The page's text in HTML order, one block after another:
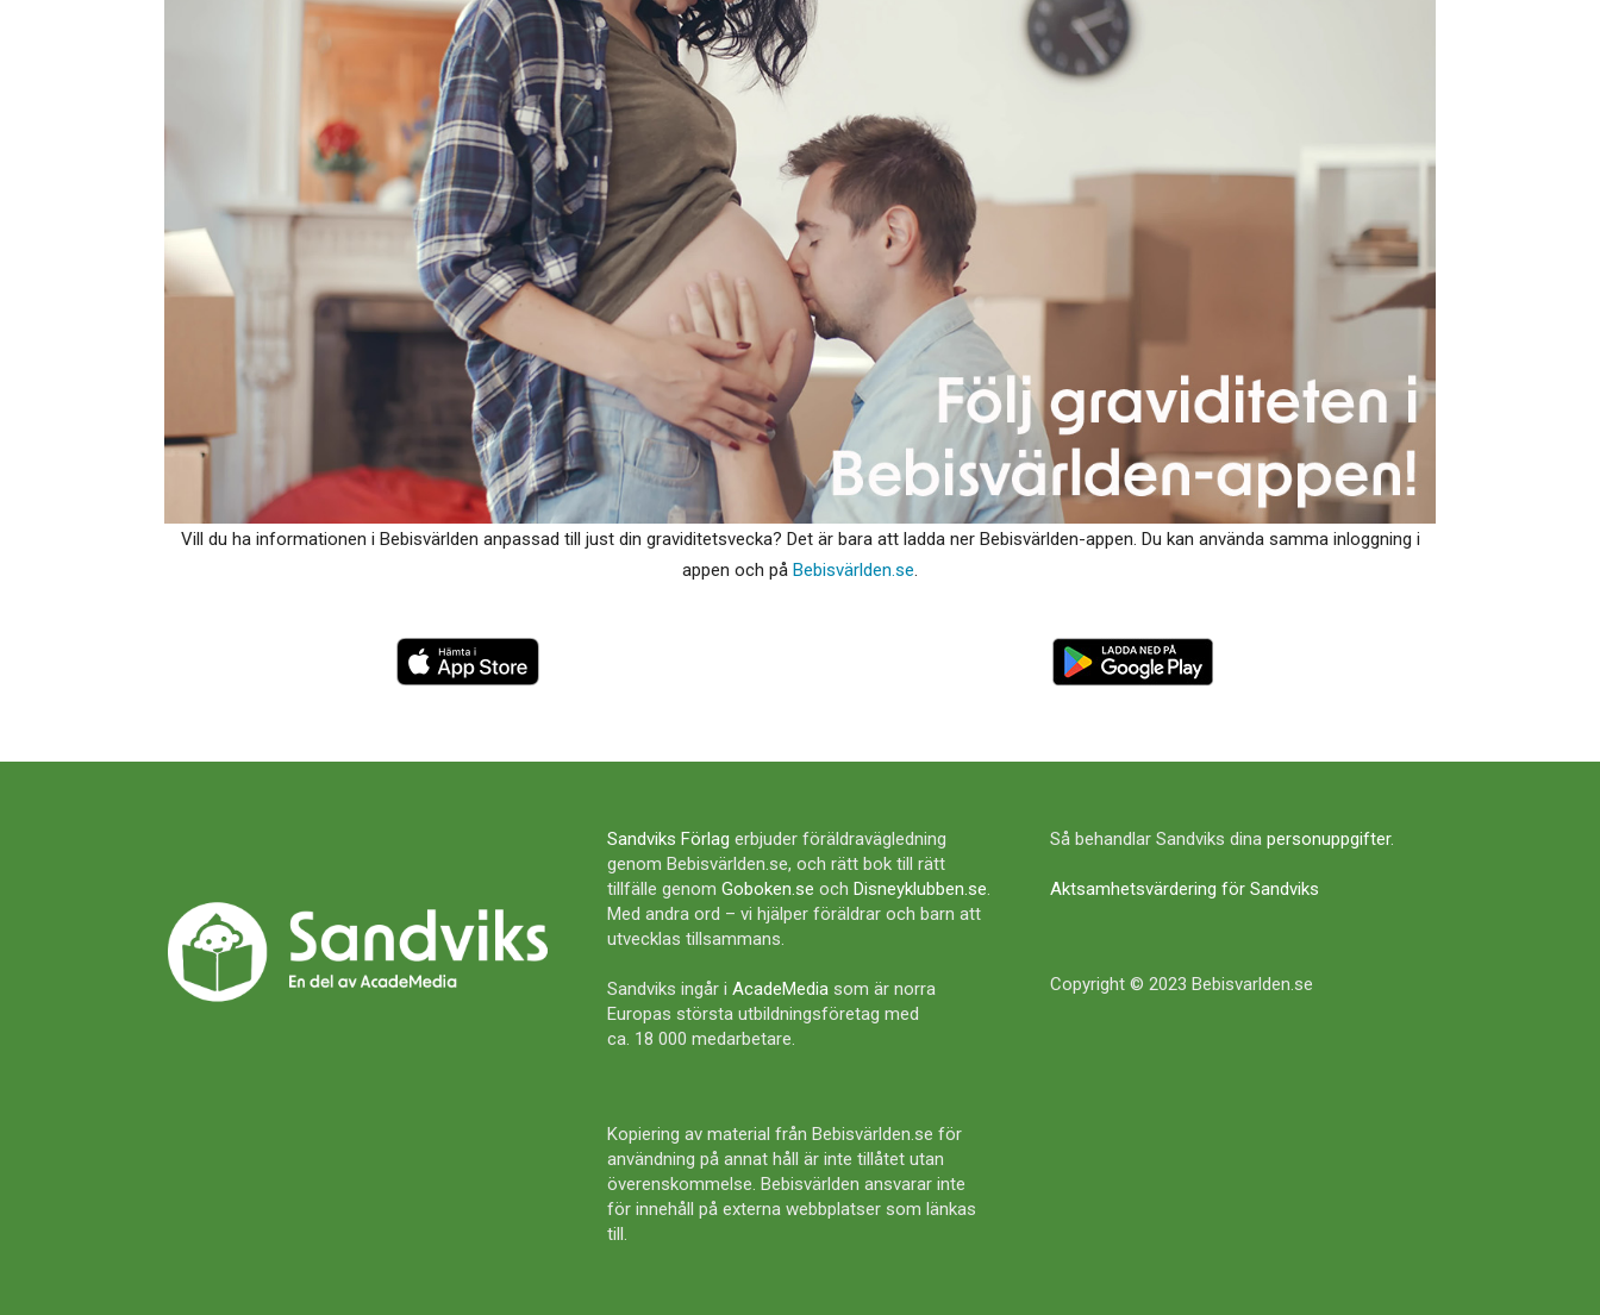
Vill du ha informationen i Bebisvärlden anpassad till just din graviditetsvecka? Det är bara att ladda ner Bebisvärlden-appen. Du kan använda samma inloggning i
appen och på Bebisvärlden.se.
Sandviks Förlag erbjuder föräldravägledning
genom Bebisvärlden.se, och rätt bok till rätt
tillfälle genom Goboken.se och Disneyklubben.se.
Med andra ord – vi hjälper föräldrar och barn att
utvecklas tillsammans.
Sandviks ingår i AcadeMedia som är norra
Europas största utbildningsföretag med
ca. 18 000 medarbetare.
Kopiering av material från Bebisvärlden.se för
användning på annat håll är inte tillåtet utan
överenskommelse. Bebisvärlden ansvarar inte
för innehåll på externa webbplatser som länkas
till.
Så behandlar Sandviks dina personuppgifter.
Aktsamhetsvärdering för Sandviks
Copyright © 2023 Bebisvarlden.se